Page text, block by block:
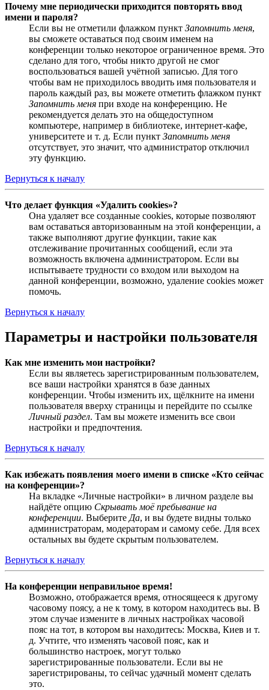
Почему мне периодически приходится повторять ввод
имени и пароля?
Если вы не отметили флажком пункт Запомнить меня,
вы сможете оставаться под своим именем на
конференции только некоторое ограниченное время. Это
сделано для того, чтобы никто другой не смог
воспользоваться вашей учётной записью. Для того
чтобы вам не приходилось вводить имя пользователя и
пароль каждый раз, вы можете отметить флажком пункт
Запомнить меня при входе на конференцию. Не
рекомендуется делать это на общедоступном
компьютере, например в библиотеке, интернет-кафе,
университете и т. д. Если пункт Запомнить меня
отсутствует, это значит, что администратор отключил
эту функцию.
Вернуться к началу
Что делает функция «Удалить cookies»?
Она удаляет все созданные cookies, которые позволяют
вам оставаться авторизованным на этой конференции, а
также выполняют другие функции, такие как
отслеживание прочитанных сообщений, если эта
возможность включена администратором. Если вы
испытываете трудности со входом или выходом на
данной конференции, возможно, удаление cookies может
помочь.
Вернуться к началу
Параметры и настройки пользователя
Как мне изменить мои настройки?
Если вы являетесь зарегистрированным пользователем,
все ваши настройки хранятся в базе данных
конференции. Чтобы изменить их, щёлкните на имени
пользователя вверху страницы и перейдите по ссылке
Личный раздел. Там вы можете изменить все свои
настройки и предпочтения.
Вернуться к началу
Как избежать появления моего имени в списке «Кто сейчас
на конференции»?
На вкладке «Личные настройки» в личном разделе вы
найдёте опцию Скрывать моё пребывание на
конференции. Выберите Да, и вы будете видны только
администраторам, модераторам и самому себе. Для всех
остальных вы будете скрытым пользователем.
Вернуться к началу
На конференции неправильное время!
Возможно, отображается время, относящееся к другому
часовому поясу, а не к тому, в котором находитесь вы. В
этом случае измените в личных настройках часовой
пояс на тот, в котором вы находитесь: Москва, Киев и т.
д. Учтите, что изменять часовой пояс, как и
большинство настроек, могут только
зарегистрированные пользователи. Если вы не
зарегистрированы, то сейчас удачный момент сделать
это.